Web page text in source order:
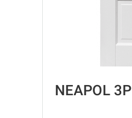
NEAPOL 3P